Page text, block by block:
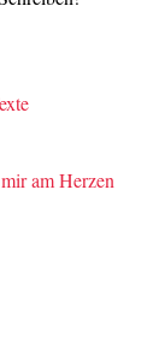
am Herzen